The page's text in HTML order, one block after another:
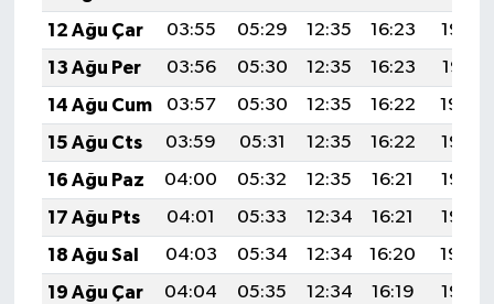
12 Ağu Çar
03:55 05:29 12:35 16:23
19:32
13 Ağu Per
03:56 05:30 12:35 16:23
19:31
14 Ağu Cum
03:57 05:30 12:35 16:22
19:29
15 Ağu Cts
03:59 05:31 12:35 16:22
19:28
16 Ağu Paz
04:00 05:32 12:35 16:21
19:27
17 Ağu Pts
04:01 05:33 12:34 16:21
19:26
18 Ağu Sal
04:03 05:34 12:34 16:20
19:24
19 Ağu Çar
04:04 05:35 12:34 16:19
19:23